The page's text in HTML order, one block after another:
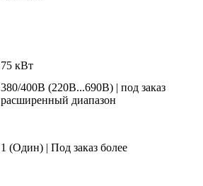
75 кВт
380/400В (220В...690В) | под заказ
расширенный диапазон
1 (Один) | Под заказ более